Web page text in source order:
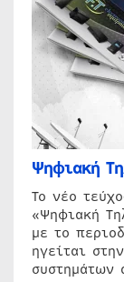
Ψηφιακή
Το νέο
«Ψηφιακή
με το
ηγείται
συστημάτων